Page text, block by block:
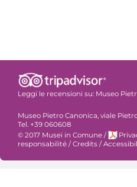
Leggi le recensioni su: Museo
Museo Pietro Canonica, viale
Tel. +39 060608
© 2017 Musei in Comune /
responsabilité / Credits /